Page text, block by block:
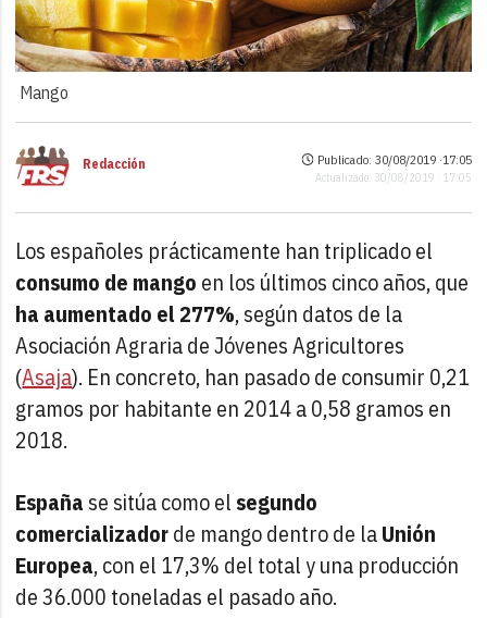
Mango
Redacción Publicado: 30/08/2019 ·17:05
Actualizado: 30/08/2019 · 17:05
Los españoles prácticamente han triplicado el
consumo de mango en los últimos cinco años, que
ha aumentado el 277%, según datos de la
Asociación Agraria de Jóvenes Agricultores
(Asaja). En concreto, han pasado de consumir 0,21
gramos por habitante en 2014 a 0,58 gramos en
2018.
España se sitúa como el segundo
comercializadorde mango dentro de laUnión
Europea, con el 17,3% del total y una producción
de 36.000 toneladas el pasado año.